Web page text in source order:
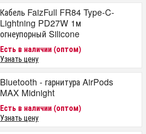
Кабель FaizFull FR84 Type-C-
Lightning PD27W 1м
огнеупорный Silicone
Есть в наличии (оптом)
Узнать цену
Bluetooth - гарнитура AirPods
MAX Midnight
Есть в наличии (оптом)
Узнать цену